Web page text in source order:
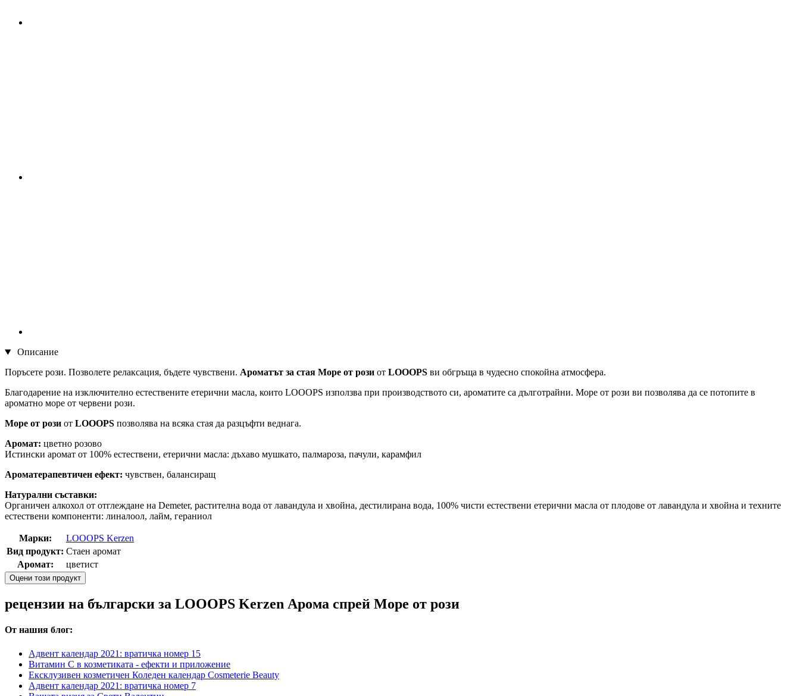
Описание
Поръсете рози. Позволете релаксация, бъдете чувствени. Ароматът за стая Море от рози от LOOOPS ви обгръща в чудесно спокойна атмосфера.
Благодарение на изключително естествените етерични масла, които LOOOPS използва при производството си, ароматите са дълготрайни. Море от рози ви позволява да се потопите в
ароматно море от червени рози.
Море от рози от LOOOPS позволява на всяка стая да разцъфти веднага.
Аромат: цветно розово
Истински аромат от 100% естествени, етерични масла: дъхаво мушкато, палмароза, пачули, карамфил
Ароматерапевтичен ефект: чувствен, балансиращ
Натурални съставки:
Органичен алкохол от отглеждане на Demeter, растителна вода от лавандула и хвойна, дестилирана вода, 100% чисти естествени етерични масла от плодове от лавандула и хвойна и техните
естествени компоненти: линалоол, лайм, гераниол
Марки:
LOOOPS Kerzen
Вид продукт: Стаен аромат
Аромат:
цветист
Оцени този продукт
рецензии на български за LOOOPS Kerzen Арома спрей Море от рози
От нашия блог:
Адвент календар 2021: вратичка номер 15
Витамин С в козметиката - ефекти и приложение
Ексклузивен козметичен Коледен календар Cosmeterie Beauty
Адвент календар 2021: вратичка номер 7